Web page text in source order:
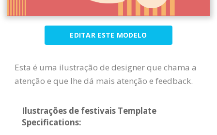
EDITAR ESTE MODELO
Esta é uma ilustração de designer que chama a
atenção e que lhe dá mais atenção e feedback.
Ilustrações de festivais Template
Specifications: